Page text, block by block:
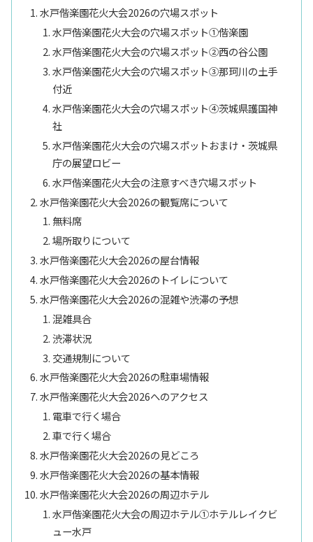
水戸偕楽園花火大会2026の穴場スポット
水戸偕楽園花火大会の穴場スポット①偕楽園
水戸偕楽園花火大会の穴場スポット②西の谷公園
水戸偕楽園花火大会の穴場スポット③那珂川の土手
付近
水戸偕楽園花火大会の穴場スポット④茨城県護国神
社
水戸偕楽園花火大会の穴場スポットおまけ・茨城県
庁の展望ロビー
水戸偕楽園花火大会の注意すべき穴場スポット
水戸偕楽園花火大会2026の観覧席について
無料席
場所取りについて
水戸偕楽園花火大会2026の屋台情報
水戸偕楽園花火大会2026のトイレについて
水戸偕楽園花火大会2026の混雑や渋滞の予想
混雑具合
渋滞状況
交通規制について
水戸偕楽園花火大会2026の駐車場情報
水戸偕楽園花火大会2026へのアクセス
電車で行く場合
車で行く場合
水戸偕楽園花火大会2026の見どころ
水戸偕楽園花火大会2026の基本情報
水戸偕楽園花火大会2026の周辺ホテル
水戸偕楽園花火大会の周辺ホテル①ホテルレイクビ
ュー水戸